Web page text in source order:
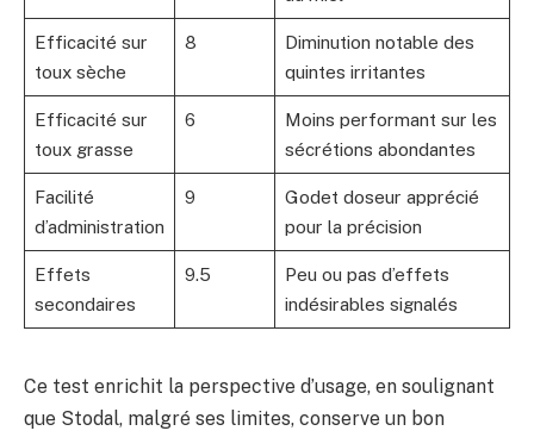
Efficacité sur
toux sèche
8
Diminution notable des
quintes irritantes
Efficacité sur
toux grasse
6
Moins performant sur les
sécrétions abondantes
Facilité
d’administration
9
Godet doseur apprécié
pour la précision
Effets
secondaires
9.5
Peu ou pas d’effets
indésirables signalés
Ce test enrichit la perspective d’usage, en soulignant
que Stodal, malgré ses limites, conserve un bon